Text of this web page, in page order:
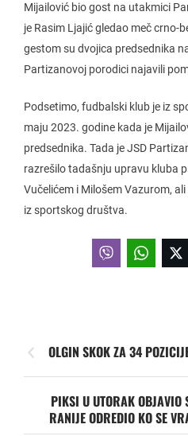
Mijailović bio gost na utakmici
je Rasim Ljajić gledao meč crno-
gestom su dvojica predsednika
Partizanovoj porodici najavili
Podsetimo, fudbalski klub je iz
maju 2023. godine kada je
predsednika. Tada je JSD
razrešilo tadašnju upravu kluba
Vučelićem i Milošem Vazurom,
iz sportskog društva.
OLGIN SKOK ZA 34
PIKSI U UTORAK OBJAVIO
RANIJE ODREDIO KO SE